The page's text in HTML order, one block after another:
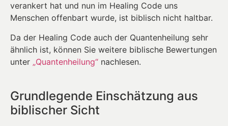
verankert hat und nun im Healing Code uns
Menschen offenbart wurde, ist biblisch nicht haltbar.
Da der Healing Code auch der Quantenheilung sehr
ähnlich ist, können Sie weitere biblische Bewertungen
unter „Quantenheilung“ nachlesen.
Grundlegende Einschätzung aus
biblischer Sicht